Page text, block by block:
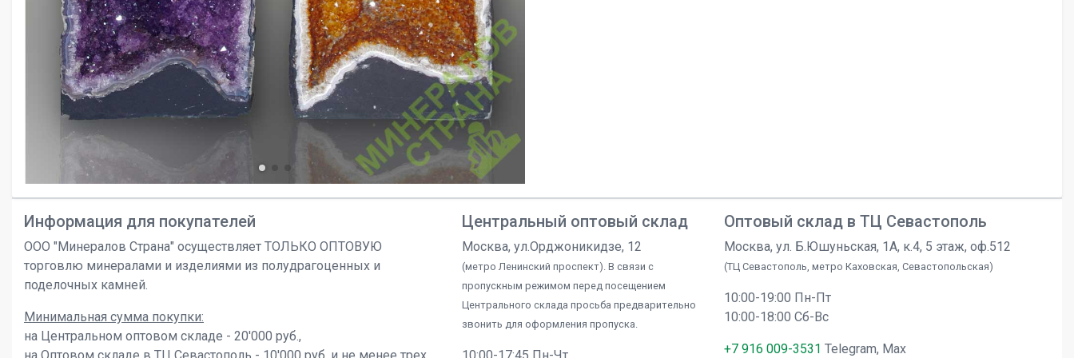
Информация для покупателей
ООО "Минералов Страна" осуществляет ТОЛЬКО ОПТОВУЮ
торговлю минералами и изделиями из полудрагоценных и
поделочных камней.
Минимальная сумма покупки:
на Центральном оптовом складе - 20'000 руб.,
Центральный оптовый склад
Москва, ул.Орджоникидзе, 12
(метро Ленинский проспект). В связи с
пропускным режимом перед посещением
Центрального склада просьба предварительно
звонить для оформления пропуска.
Оптовый склад в ТЦ Севастополь
Москва, ул. Б.Юшуньская, 1А, к.4, 5 этаж, оф.512
(ТЦ Севастополь, метро Каховская, Севастопольская)
10:00-19:00 Пн-Пт
10:00-18:00 Сб-Вс
+7 916 009-3531 Telegram, Max